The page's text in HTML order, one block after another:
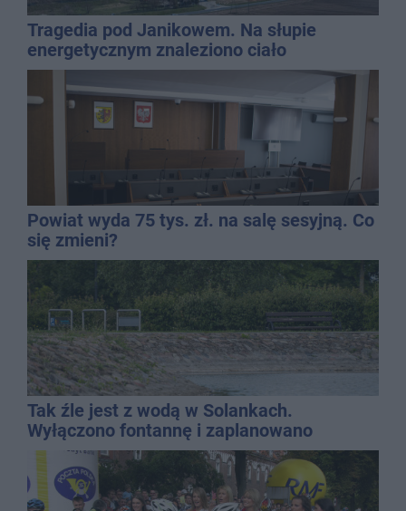
Tragedia pod Janikowem. Na słupie
energetycznym znaleziono ciało
mężczyzny
Powiat wyda 75 tys. zł. na salę sesyjną. Co
się zmieni?
Tak źle jest z wodą w Solankach.
Wyłączono fontannę i zaplanowano
dolewkę